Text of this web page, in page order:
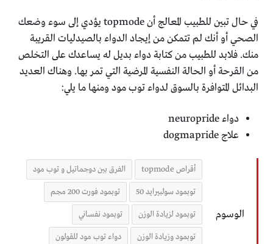
في حال تبين للطبيب المعالج أن topmode يؤدي إلى سوء وضعك
الصحي أو أنك لم تتمكن من إيجاد الدواء بالصيدليات القريبة
منك. فلابد للطبيب من كتابة دواء بديل له يساعدك على التخلص
من القرحة أو الحالة النفسية المرضية التي تمر بها. وهناك العديد
البدائل المتوافرة بالسوق لدواء توب مود ومنها ما يلي:
دواء neuropride
علاج dogmapride
الوسوم
أقراص topmode الفرق بين دوجماتيل و توب مود
توبمود سولبيرايد 50 توبمود فورت 200 مجم
توبمود لزيادة الوزن توبمود نفساني
توبمود وزيادة الوزن دواء توب مود للقولون